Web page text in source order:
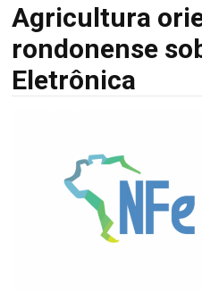
Agricultura
rondonense
Eletrônica